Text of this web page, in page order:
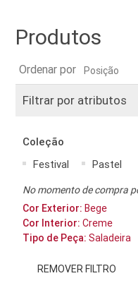
Produtos
Ordenar por
Filtrar por atributos
Coleção
Festival
Pastel
No momento de compra
Cor Exterior: Bege
Cor Interior: Creme
Tipo de Peça: Saladeira
REMOVER FILTRO